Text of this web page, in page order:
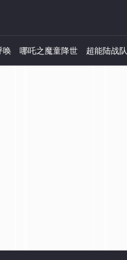
唤 哪吒之魔童降世 超能陆战队